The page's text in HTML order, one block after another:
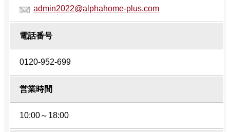
admin2022@alphahome-plus.com
電話番号
0120-952-699
営業時間
10:00～18:00